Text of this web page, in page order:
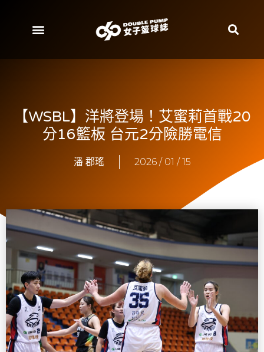
【WSBL】洋將登場！艾蜜莉首戰20
分16籃板 台元2分險勝電信
潘 郡瑤 2026 / 01 / 15